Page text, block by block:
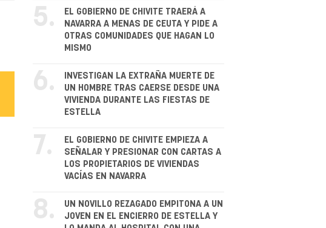
5.
EL GOBIERNO DE CHIVITE TRAERÁ A
NAVARRA A MENAS DE CEUTA Y PIDE A
OTRAS COMUNIDADES QUE HAGAN LO
MISMO
6.
INVESTIGAN LA EXTRAÑA MUERTE DE
UN HOMBRE TRAS CAERSE DESDE UNA
VIVIENDA DURANTE LAS FIESTAS DE
ESTELLA
7.
EL GOBIERNO DE CHIVITE EMPIEZA A
SEÑALAR Y PRESIONAR CON CARTAS A
LOS PROPIETARIOS DE VIVIENDAS
VACÍAS EN NAVARRA
8.
UN NOVILLO REZAGADO EMPITONA A UN
JOVEN EN EL ENCIERRO DE ESTELLA Y